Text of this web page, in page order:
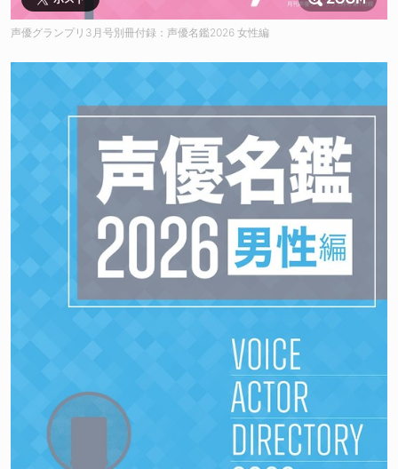
声優グランプリ3月号別冊付録：声優名鑑2026 女性編